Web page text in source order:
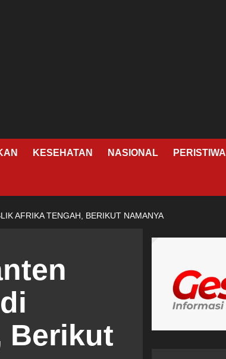
KESEHATAN NASIONAL PERISTIWA
AFRIKA TENGAH, BERIKUT NAMANYA
Berikut